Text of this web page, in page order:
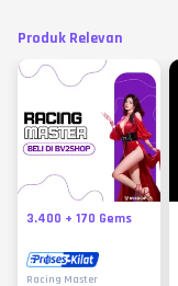
Produk Relevan
3.400 + 170 Gems
Racing Master